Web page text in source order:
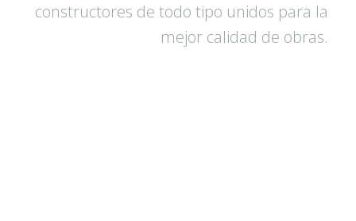
constructores de todo tipo unidos para la
mejor calidad de obras.